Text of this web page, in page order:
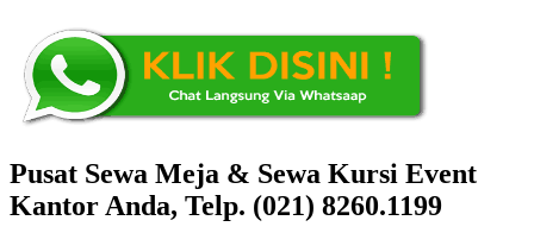
Pusat Sewa Meja & Sewa Kursi Event
Kantor Anda, Telp. (021) 8260.1199